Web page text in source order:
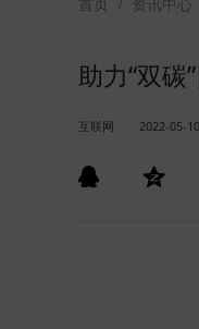
助力“双碳
互联网 2022-05-